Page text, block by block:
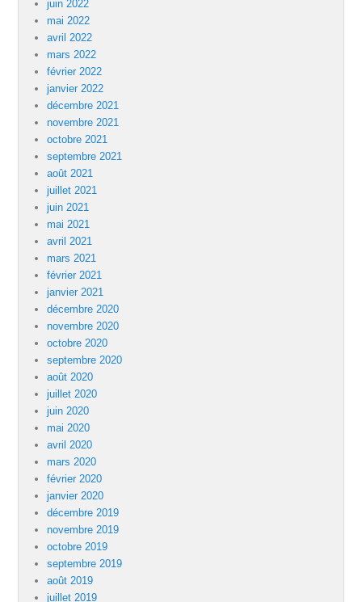
juin 2022
mai 2022
avril 2022
mars 2022
février 2022
janvier 2022
décembre 2021
novembre 2021
octobre 2021
septembre 2021
août 2021
juillet 2021
juin 2021
mai 2021
avril 2021
mars 2021
février 2021
janvier 2021
décembre 2020
novembre 2020
octobre 2020
septembre 2020
août 2020
juillet 2020
juin 2020
mai 2020
avril 2020
mars 2020
février 2020
janvier 2020
décembre 2019
novembre 2019
octobre 2019
septembre 2019
août 2019
juillet 2019